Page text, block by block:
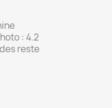
: 4.2
reste